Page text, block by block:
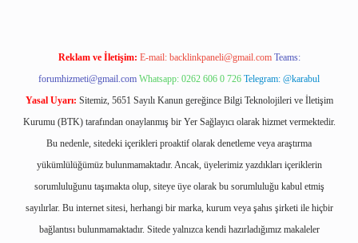
Reklam ve İletişim: E-mail: backlinkpaneli@gmail.com Teams:
forumhizmeti@gmail.com Whatsapp: 0262 606 0 726 Telegram: @karabul
Yasal Uyarı: Sitemiz, 5651 Sayılı Kanun gereğince Bilgi Teknolojileri ve İletişim
Kurumu (BTK) tarafından onaylanmış bir Yer Sağlayıcı olarak hizmet vermektedir.
Bu nedenle, sitedeki içerikleri proaktif olarak denetleme veya araştırma
yükümlülüğümüz bulunmamaktadır. Ancak, üyelerimiz yazdıkları içeriklerin
sorumluluğunu taşımakta olup, siteye üye olarak bu sorumluluğu kabul etmiş
sayılırlar. Bu internet sitesi, herhangi bir marka, kurum veya şahıs şirketi ile hiçbir
bağlantısı bulunmamaktadır. Sitede yalnızca kendi hazırladığımız makaleler